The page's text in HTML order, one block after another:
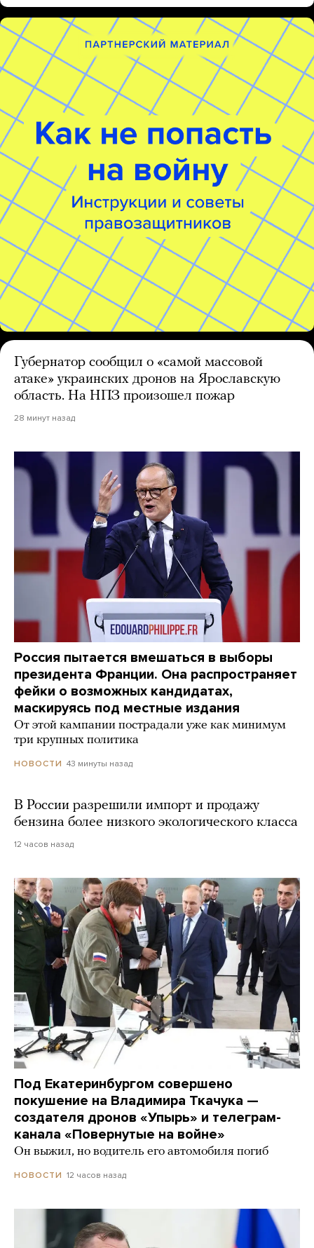
Губернатор сообщил о «самой массовой
атаке» украинских дронов на Ярославскую
область. На НПЗ произошел пожар
28 минут назад
Россия пытается вмешаться в выборы
президента Франции. Она распространяет
фейки о возможных кандидатах,
маскируясь под местные издания
От этой кампании пострадали уже как минимум
три крупных политика
НОВОСТИ 43 минуты назад
В России разрешили импорт и продажу
бензина более низкого экологического класса
12 часов назад
Под Екатеринбургом совершено
покушение на Владимира Ткачука —
создателя дронов «Упырь» и телеграм-
канала «Повернутые на войне»
Он выжил, но водитель его автомобиля погиб
НОВОСТИ 12 часов назад